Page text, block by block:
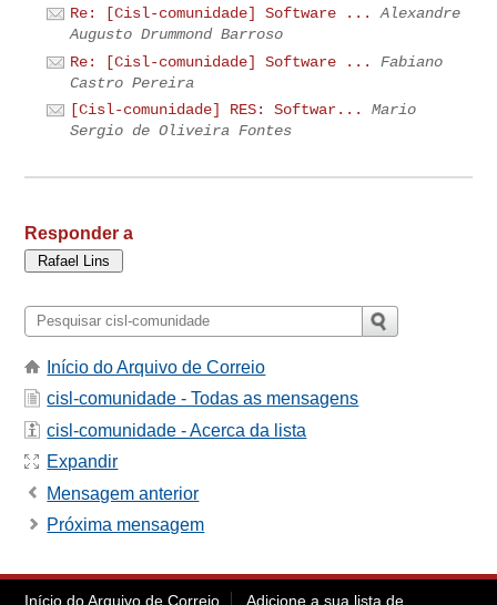
Re: [Cisl-comunidade] Software ...
Alexandre
Augusto Drummond Barroso
Re: [Cisl-comunidade] Software ...
Fabiano
Castro Pereira
[Cisl-comunidade] RES: Softwar...
Mario
Sergio de Oliveira Fontes
Responder a
Início do Arquivo de Correio
cisl-comunidade - Todas as mensagens
cisl-comunidade - Acerca da lista
Expandir
Mensagem anterior
Próxima mensagem
Início do Arquivo de Correio Adicione a sua lista de